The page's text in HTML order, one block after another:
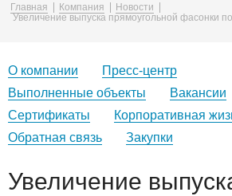
Главная Компания
Новости
Увеличение выпуска прямоугольной фасонки
О компании
Пресс-центр
Выполненные объекты
Вакансии
Сертификаты
Корпоративная
Обратная связь
Закупки
Увеличение